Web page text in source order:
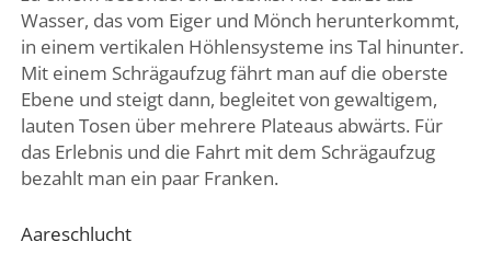
Wasser, das vom Eiger und Mönch herunterkommt,
in einem vertikalen Höhlensysteme ins Tal hinunter.
Mit einem Schrägaufzug fährt man auf die oberste
Ebene und steigt dann, begleitet von gewaltigem,
lauten Tosen über mehrere Plateaus abwärts. Für
das Erlebnis und die Fahrt mit dem Schrägaufzug
bezahlt man ein paar Franken.
Aareschlucht